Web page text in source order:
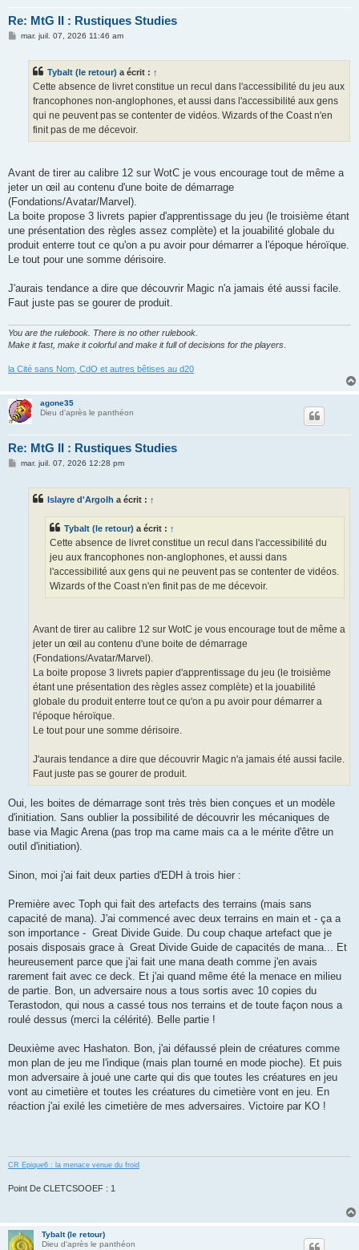
Re: MtG II : Rustiques Studies
Mmar. juil. 07, 2026 11:46 am
Tybalt (le retour) a écrit : ↑
Cette absence de livret constitue un recul dans l'accessibilité du jeu aux
francophones non-anglophones, et aussi dans l'accessibilité aux gens
qui ne peuvent pas se contenter de vidéos. Wizards of the Coast n'en
finit pas de me décevoir.
Avant de tirer au calibre 12 sur WotC je vous encourage tout de même a
jeter un œil au contenu d'une boite de démarrage
(Fondations/Avatar/Marvel).
La boite propose 3 livrets papier d'apprentissage du jeu (le troisième étant
une présentation des règles assez complète) et la jouabilité globale du
produit enterre tout ce qu'on a pu avoir pour démarrer a l'époque héroïque.
Le tout pour une somme dérisoire.
J'aurais tendance a dire que découvrir Magic n'a jamais été aussi facile.
Faut juste pas se gourer de produit.
You are the rulebook. There is no other rulebook.
Make it fast, make it colorful and make it full of decisions for the players
la Cité sans Nom, CdO et autres bêtises au d20
agone35
Dieu d'après le panthéon
Re: MtG II : Rustiques Studies
Mmar. juil. 07, 2026 12:28 pm
Islayre d'Argolh a écrit : ↑
Tybalt (le retour) a écrit : ↑
Cette absence de livret constitue un recul dans l'accessibilité du
jeu aux francophones non-anglophones, et aussi dans
l'accessibilité aux gens qui ne peuvent pas se contenter de vidéos.
Wizards of the Coast n'en finit pas de me décevoir.
Avant de tirer au calibre 12 sur WotC je vous encourage tout de même a
jeter un œil au contenu d'une boite de démarrage
(Fondations/Avatar/Marvel).
La boite propose 3 livrets papier d'apprentissage du jeu (le troisième
étant une présentation des règles assez complète) et la jouabilité
globale du produit enterre tout ce qu'on a pu avoir pour démarrer a
l'époque héroïque.
Le tout pour une somme dérisoire.
J'aurais tendance a dire que découvrir Magic n'a jamais été aussi facile.
Faut juste pas se gourer de produit.
Oui, les boites de démarrage sont très très bien conçues et un modèle
d'initiation. Sans oublier la possibilité de découvrir les mécaniques de
base via Magic Arena (pas trop ma came mais ca a le mérite d'être un
outil d'initiation).
Sinon, moi j'ai fait deux parties d'EDH à trois hier :
Première avec Toph qui fait des artefacts des terrains (mais sans
capacité de mana). J'ai commencé avec deux terrains en main et - ça a
son importance - Great Divide Guide. Du coup chaque artefact que je
posais disposais grace à Great Divide Guide de capacités de mana... Et
heureusement parce que j'ai fait une mana death comme j'en avais
rarement fait avec ce deck. Et j'ai quand même été la menace en milieu
de partie. Bon, un adversaire nous a tous sortis avec 10 copies du
Terastodon, qui nous a cassé tous nos terrains et de toute façon nous a
roulé dessus (merci la célérité). Belle partie !
Deuxième avec Hashaton. Bon, j'ai défaussé plein de créatures comme
mon plan de jeu me l'indique (mais plan tourné en mode pioche). Et puis
mon adversaire à joué une carte qui dis que toutes les créatures en jeu
vont au cimetière et toutes les créatures du cimetière vont en jeu. En
réaction j'ai exilé les cimetière de mes adversaires. Victoire par KO !
CR Epique6 : la menace venue du froid
Point De CLETCSOOEF : 1
Tybalt (le retour)
Dieu d'après le panthéon